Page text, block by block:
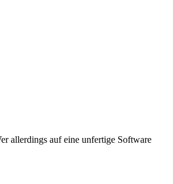
allerdings auf eine unfertige Software